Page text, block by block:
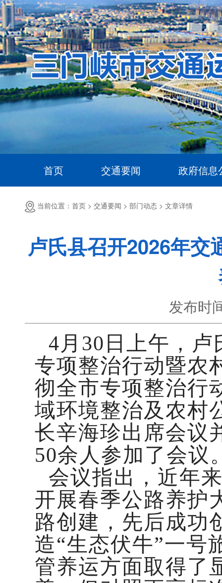
首页 交通要闻 政府信息
当前位置：首页 > 交通要闻 > 部门动态 > 文章详情
卢氏县召开2026年交
发布时
4月30日上午，
专项整治行动暨农
彻全市专项整治行
域环境整治及农村
长辛海珍出席会议
50余人参加了会议
会议指出，近年
开展春季公路养护
路创建，先后成功
造“生态伏牛”一号
管养运方面取得了